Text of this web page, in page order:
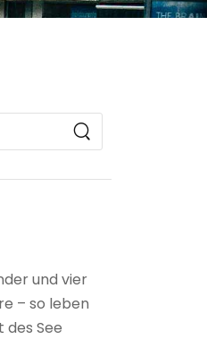
und vier
– so leben
des See